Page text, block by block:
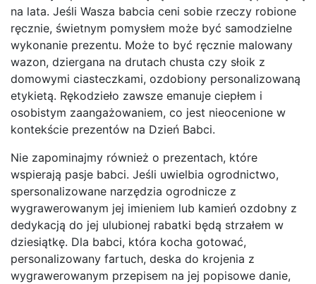
na lata. Jeśli Wasza babcia ceni sobie rzeczy robione
ręcznie, świetnym pomysłem może być samodzielne
wykonanie prezentu. Może to być ręcznie malowany
wazon, dziergana na drutach chusta czy słoik z
domowymi ciasteczkami, ozdobiony personalizowaną
etykietą. Rękodzieło zawsze emanuje ciepłem i
osobistym zaangażowaniem, co jest nieocenione w
kontekście prezentów na Dzień Babci.
Nie zapominajmy również o prezentach, które
wspierają pasje babci. Jeśli uwielbia ogrodnictwo,
spersonalizowane narzędzia ogrodnicze z
wygrawerowanym jej imieniem lub kamień ozdobny z
dedykacją do jej ulubionej rabatki będą strzałem w
dziesiątkę. Dla babci, która kocha gotować,
personalizowany fartuch, deska do krojenia z
wygrawerowanym przepisem na jej popisowe danie,